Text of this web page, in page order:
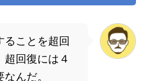
ることを超回
回復には４
んだ。